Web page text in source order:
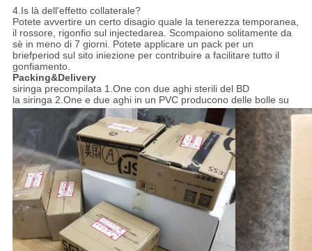
4.Is là dell'effetto collaterale?
Potete avvertire un certo disagio quale la tenerezza temporanea,
il rossore, rigonfio sul injectedarea. Scompaiono solitamente da
sè in meno di 7 giorni. Potete applicare un pack per un
briefperiod sul sito iniezione per contribuire a facilitare tutto il
gonfiamento.
Packing&Delivery
siringa precompilata 1.One con due aghi sterili del BD
la siringa 2.One e due aghi in un PVC producono delle bolle su